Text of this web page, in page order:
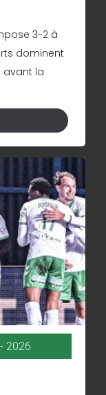
3-2 à
dominent
avant la
2026